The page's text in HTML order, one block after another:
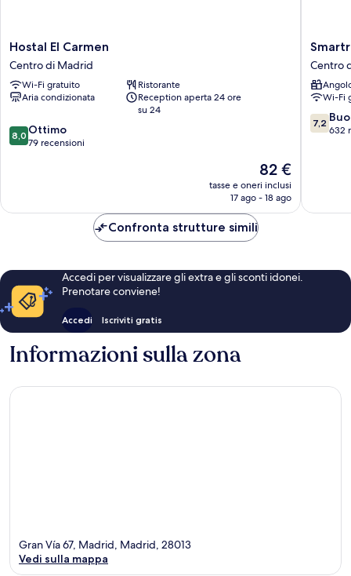
Hostal
El
Carmen
Centro
di
Hostal El Carmen
Centro di Madrid
Wi-Fi gratuito
Ristorante
Aria condizionata
Reception aperta 24 ore
su 24
8.0
su
8,0 Ottimo
79 recensioni
Il
prezzo
attuale
82 €
tasse e oneri inclusi
17 ago - 18 ago
Smartr
Madrid
Gran
Vía
47
Centro
di
Centro
Wi-Fi
7.2
su
7,2
632
Confronta strutture simili
Accedi per visualizzare gli extra e gli sconti idonei.
Prenotare conviene!
Accedi Iscriviti gratis
Informazioni sulla zona
Gran Vía 67, Madrid, Madrid, 28013
Vedi sulla mappa